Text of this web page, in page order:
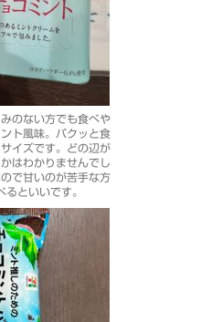
のない方でも食べや
ト風味。パクッと食
イズです。どの辺が
はわかりませんでし
で甘いのが苦手な方
るといいです。